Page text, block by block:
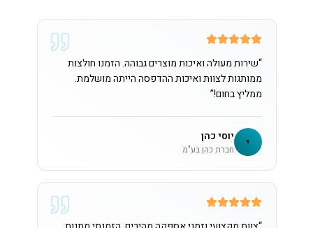
“שירות מעולה ואיכות מוצרים גבוהה. הזמנו חולצות
ממותגות לצוות ואיכות ההדפסה הייתה מושלמת.
ממליץ בחום!”
י יוסי כהן
חברת כהן בע"מ